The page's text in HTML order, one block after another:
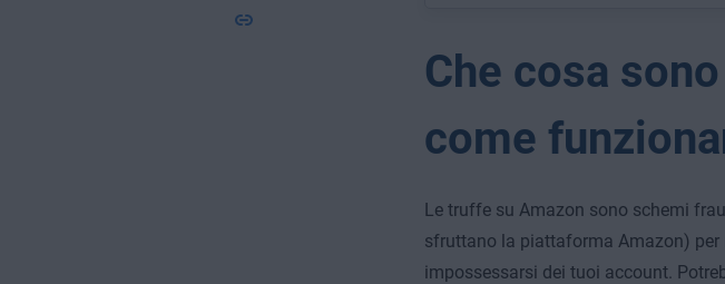
Che cosa
come
Le truffe su Amazon sono schemi
sfruttano la piattaforma Amazon) per
impossessarsi dei tuoi account.